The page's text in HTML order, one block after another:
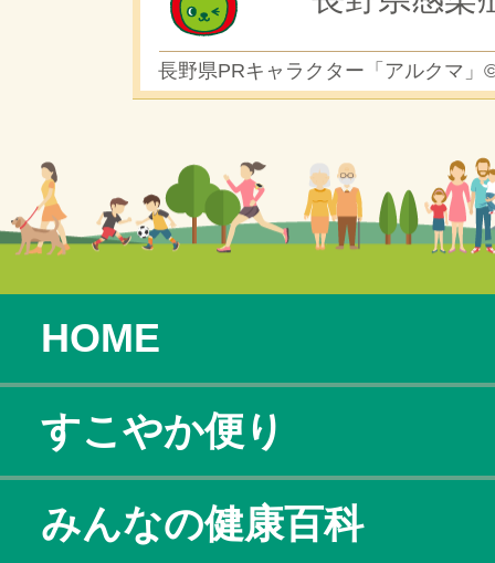
長野県PRキャラクター「アルクマ」
HOME
すこやか便り
みんなの健康百科